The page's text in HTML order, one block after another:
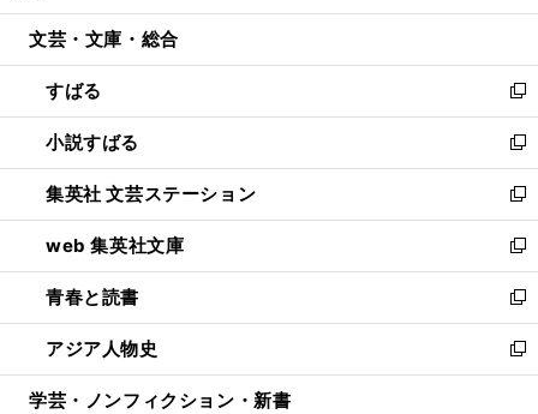
開
ウ
開
く
ン
ウ
で
開
く
ウ
ン
ド
ウ
で
開
く
文芸・文庫・総合
すばる
新
し
い
ウ
ィ
ン
ド
ウ
で
開
く
小説すばる
新
し
い
ウ
ィ
ン
ド
ウ
で
開
集英社 文芸ステーション
新
し
い
ウ
ィ
ン
ド
ウ
web 集英社文庫
新
し
い
ウ
ィ
ン
青春と読書
新
し
い
ウ
アジア人物史
新
し
学芸・ノンフィクション・新書